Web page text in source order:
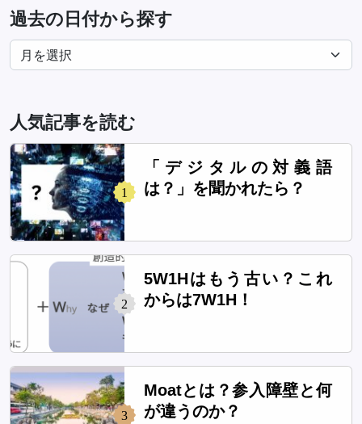
過去の日付から探す
人気記事を読む
1
「デジタルの対義語
は？」を聞かれたら？
2
5W1Hはもう古い？これ
からは7W1H！
3
Moatとは？参入障壁と何
が違うのか？